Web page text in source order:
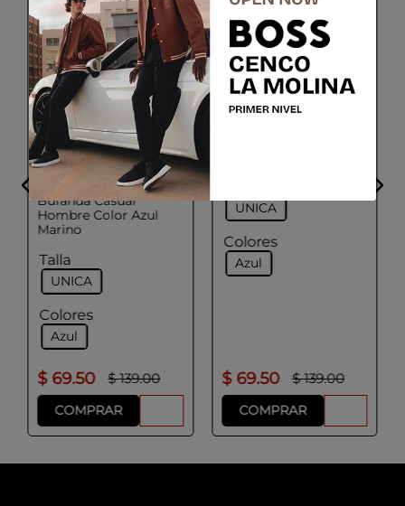
ADOLFO DOMINGUEZ
Bufanda Casual
Hombre Color Azul
Marino
Talla
UNICA
Colores
Azul
$ 69.50 $ 139.00
COMPRAR
ADOLFO DOMINGUEZ
UNICA
Colores
Azul
$ 69.50 $ 139.00
COMPRAR